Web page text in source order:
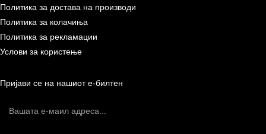
Политика за достава на производи
Политика за колачиња
Политика за рекламации
Услови за користење
Пријави се на нашиот е-билтен